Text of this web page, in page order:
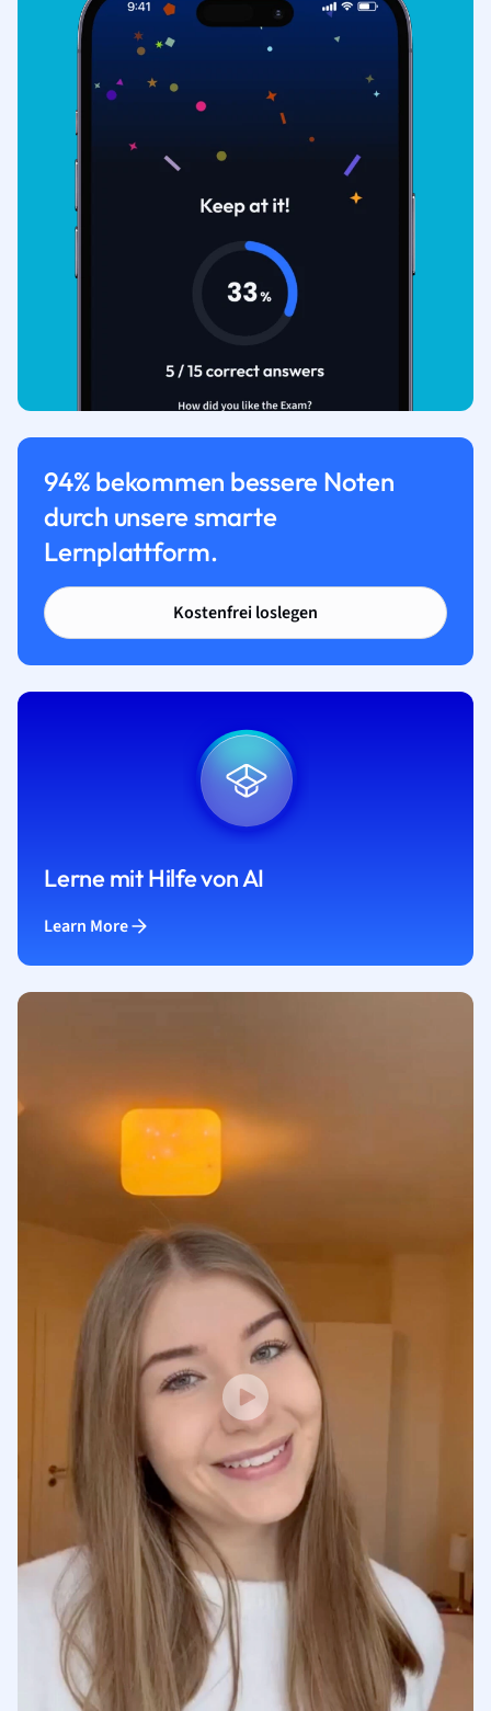
94% bekommen bessere Noten
durch unsere smarte
Lernplattform.
Kostenfrei loslegen
Lerne mit Hilfe von AI
Learn More